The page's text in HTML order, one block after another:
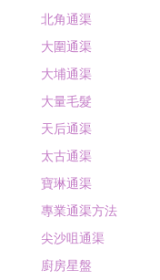
北角通渠
大圍通渠
大埔通渠
大量毛髮
天后通渠
太古通渠
寶琳通渠
專業通渠方法
尖沙咀通渠
廚房星盤